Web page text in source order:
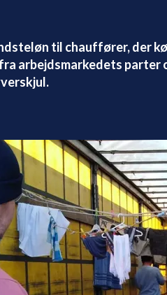
til chauffører, der
arbejdsmarkedets